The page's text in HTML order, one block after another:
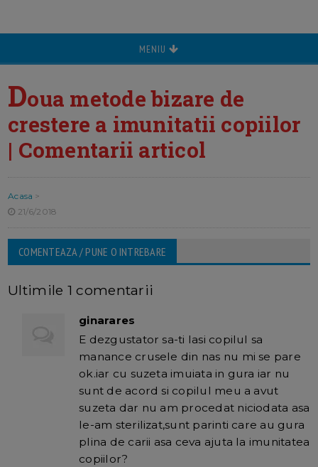
MENIU
Doua metode bizare de
crestere a imunitatii copiilor
| Comentarii articol
Acasa >
21/6/2018
COMENTEAZA / PUNE O INTREBARE
Ultimile 1 comentarii
ginarares
E dezgustator sa-ti lasi copilul sa
manance crusele din nas nu mi se pare
ok.iar cu suzeta imuiata in gura iar nu
sunt de acord si copilul meu a avut
suzeta dar nu am procedat niciodata asa
le-am sterilizat,sunt parinti care au gura
plina de carii asa ceva ajuta la imunitatea
copiilor?